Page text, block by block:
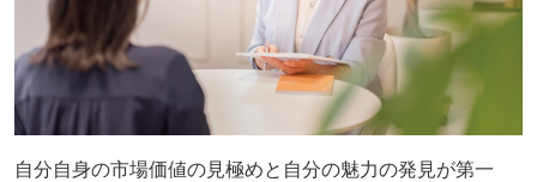
自分自身の市場価値の見極めと自分の魅力の発見が第一